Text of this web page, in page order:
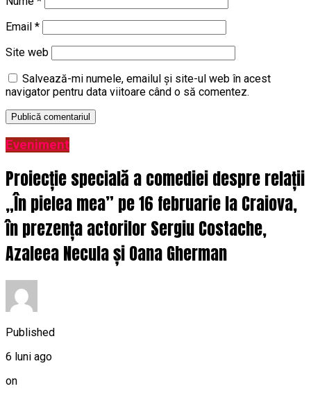
Email *
Site web
Salvează-mi numele, emailul și site-ul web în acest
navigator pentru data viitoare când o să comentez.
Eveniment
Proiecție specială a comediei despre relații
„În pielea mea” pe 16 februarie la Craiova,
în prezența actorilor Sergiu Costache,
Azaleea Necula și Oana Gherman
Published
6 luni ago
on